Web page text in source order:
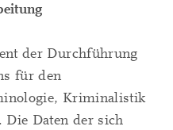
der Durchführung
für den
Kriminalistik
Die Daten der sich